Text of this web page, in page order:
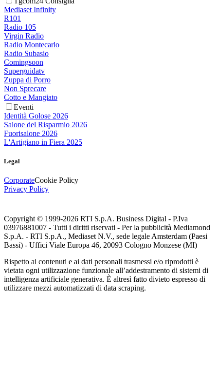
Mediaset Infinity
R101
Radio 105
Virgin Radio
Radio Montecarlo
Radio Subasio
Comingsoon
Superguidatv
Zuppa di Porro
Non Sprecare
Cotto e Mangiato
Eventi
Identità Golose 2026
Salone del Risparmio 2026
Fuorisalone 2026
L'Artigiano in Fiera 2025
Legal
CorporateCookie Policy
Privacy Policy
Copyright © 1999-2026 RTI S.p.A. Business Digital - P.Iva
03976881007 - Tutti i diritti riservati - Per la pubblicità Mediamond
S.p.A. - RTI S.p.A., Mediaset N.V., sede legale Amsterdam (Paesi
Bassi) - Uffici Viale Europa 46, 20093 Cologno Monzese (MI)
Rispetto ai contenuti e ai dati personali trasmessi e/o riprodotti è
vietata ogni utilizzazione funzionale all’addestramento di sistemi di
intelligenza artificiale generativa. È altresì fatto divieto espresso di
utilizzare mezzi automatizzati di data scraping.